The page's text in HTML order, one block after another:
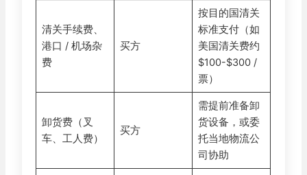
清关手续费、
港口 / 机场杂
费
买方
按目的国清关
标准支付（如
美国清关费约
$100-$300 /
票）
卸货费（叉
车、工人费）
买方
需提前准备卸
货设备，或委
托当地物流公
司协助